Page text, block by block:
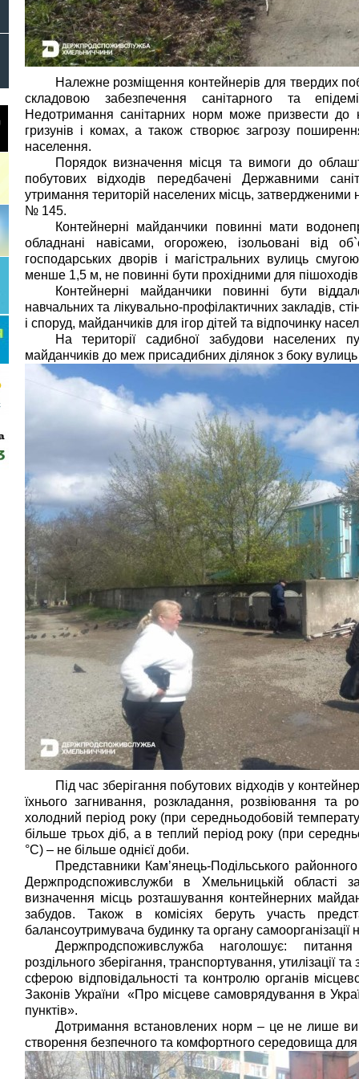
Належне розміщення контейнерів для твердих
складовою забезпечення санітарного та
Недотримання санітарних норм може призвести до
гризунів і комах, а також створює загрозу
населення.
Порядок визначення місця та вимоги до
побутових відходів передбачені Державними
утримання територій населених місць,
№ 145.
Контейнерні майданчики повинні мати
обладнані навісами, огорожею, ізольовані від
господарських дворів і магістральних вулиць
менше 1,5 м, не повинні бути прохідними для пішоходів
Контейнерні майданчики повинні бути
навчальних та лікувально-профілактичних закладів,
і споруд, майданчиків для ігор дітей та відпочинку
На території садибної забудови населених
майданчиків до меж присадибних ділянок з боку
Під час зберігання побутових відходів у
їхнього загнивання, розкладання, розвіювання та
холодний період року (при середньодобовій
більше трьох діб, а в теплий період року (при
°С) – не більше однієї доби.
Представники Кам’янець-Подільського
Держпродспоживслужби в Хмельницькій області
визначення місць розташування контейнерних
забудов. Також в комісіях беруть участь
балансоутримувача будинку та органу самоорганізації
Держпродспоживслужба наголошує:
роздільного зберігання, транспортування, утилізації
сферою відповідальності та контролю органів
Законів України  «Про місцеве самоврядування в
пунктів».
Дотримання встановлених норм – це не лише
створення безпечного та комфортного середовища